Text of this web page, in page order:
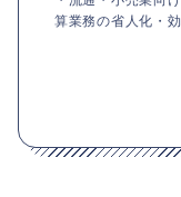
算業務の省人化・